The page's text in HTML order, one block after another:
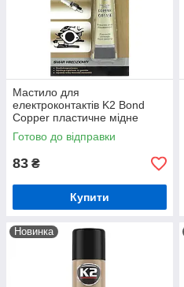
Мастило для
електроконтактів K2 Bond
Copper пластичне мідне
коричневе 20 г (B401)
Готово до відправки
83 ₴
Купити
Новинка